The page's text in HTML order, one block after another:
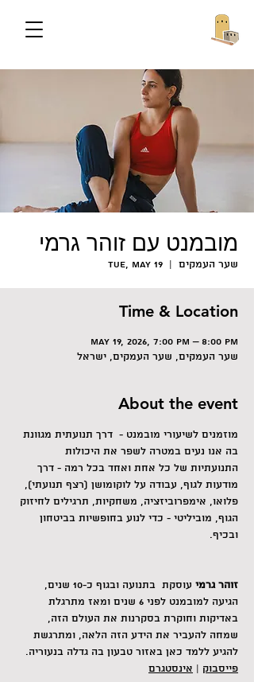
מובמנט עם זוהר גרמי
Tue, May 19
  |
שער העמקים
Time & Location
May 19, 2026, 7:00 PM – 8:00 PM
שער העמקים, שער העמקים, ישראל
About the event
מוזמנים לשיעורי מובמנט -  דרך תנועתית מגוונת
בה אנו נעים במטרה לשפר את היכולות
התנועתיות של כל אחת ואחד בכל רמה - דרך
מודעות לגוף, עבודה על לוקומושן (רצף תנועתי),
פלואו, אימפרוביזציה, משחקיות, תרגילים לחיזוק
הגוף, מוביליטי - כדי לנוע בחופשיות בביטחון
ובכיף.
זוהר גרמי
עוסקת  בתנועה ובגוף כ-10 שנים,
הגיעה למובמנט לפני 6 שנים ומאז מתרגלת
באדיקות וחוקרת בסקרנות את העולם הזה,
שמחה להעביר את הידע הזה הלאה, ומתרגשת
להגיע ללמד כאן באזור טבעון בה גדלה בנעוריה.
פייסבוק | אינסטגרם